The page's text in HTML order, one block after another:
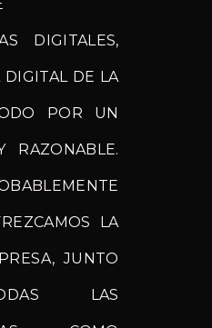
DIGITALES,
DIGITAL DE LA
POR UN
RAZONABLE.
LA
JUNTO
LAS